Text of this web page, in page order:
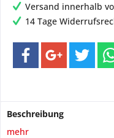
Versand innerhalb
14 Tage
Beschreibung
mehr